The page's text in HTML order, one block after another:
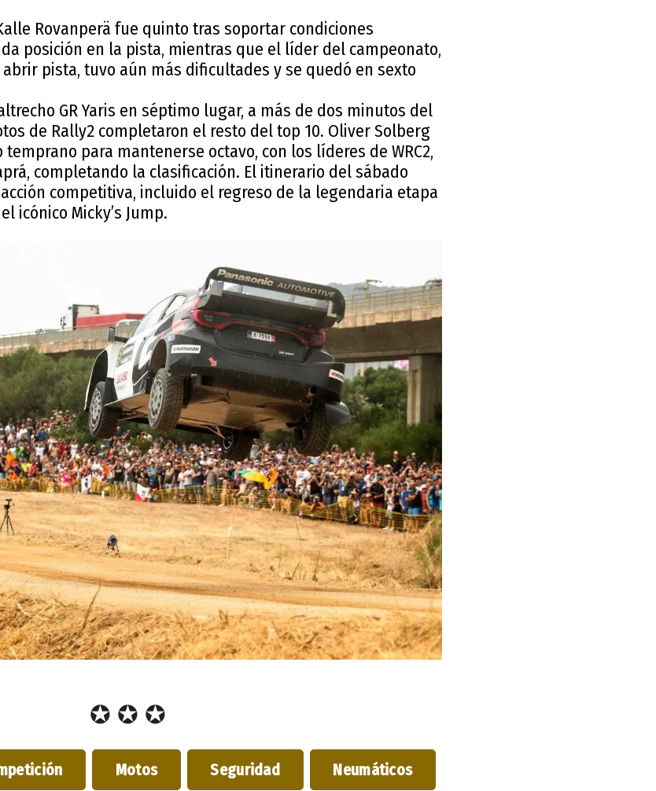
Rovanperä fue quinto tras soportar condiciones
posición en la pista, mientras que el líder del campeonato,
abrir pista, tuvo aún más dificultades y se quedó en sexto
GR Yaris en séptimo lugar, a más de dos minutos del
de Rally2 completaron el resto del top 10. Oliver Solberg
para mantenerse octavo, con los líderes de WRC2,
completando la clasificación. El itinerario del sábado
competitiva, incluido el regreso de la legendaria etapa
icónico Micky’s Jump.
✪ ✪ ✪
Motos Seguridad Neumáticos